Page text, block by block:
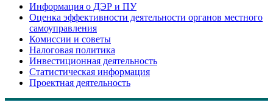
Информация о ДЭР и ПУ
Оценка эффективности деятельности органов местного
самоуправления
Комиссии и советы
Налоговая политика
Инвестиционная деятельность
Статистическая информация
Проектная деятельность